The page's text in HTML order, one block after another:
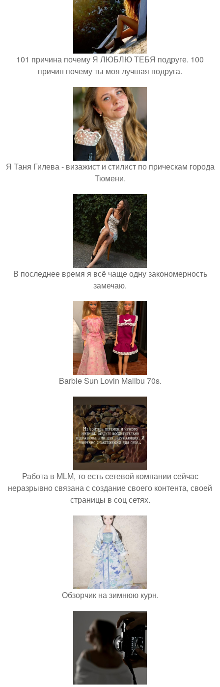
101 причина почему Я ЛЮБЛЮ ТЕБЯ подруге. 100
причин почему ты моя лучшая подруга.
Я Таня Гилева - визажист и стилист по прическам города
Тюмени.
В последнее время я всё чаще одну закономерность
замечаю.
Barbie Sun Lovin Malibu 70s.
Работа в MLM, то есть сетевой компании сейчас
неразрывно связана с создание своего контента, своей
страницы в соц сетях.
Обзорчик на зимнюю курн.